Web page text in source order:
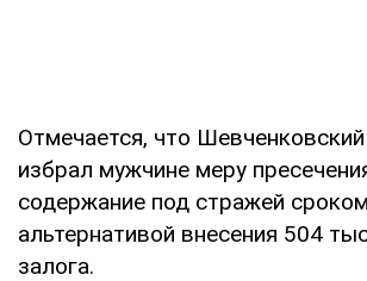
Отмечается, что
избрал мужчине меру
содержание под стражей
альтернативой внесения 504
залога.